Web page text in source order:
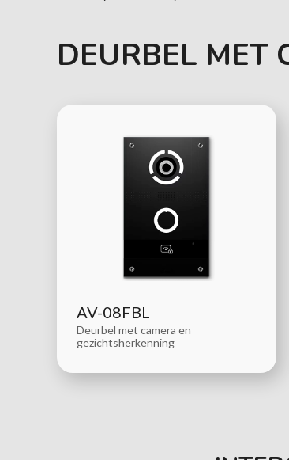
DEURBEL MET
AV-08FBL
Deurbel met camera en
gezichtsherkenning